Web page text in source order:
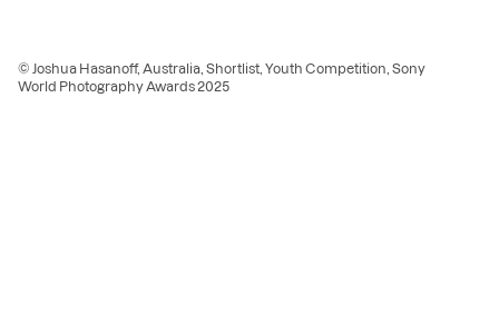
© Joshua Hasanoff, Australia, Shortlist, Youth Competition, Sony
World Photography Awards 2025